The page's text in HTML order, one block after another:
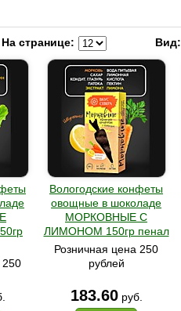
На странице: Вид:
250
Вологодские конфеты
овощные в шоколаде
МОРКОВНЫЕ С
ЛИМОНОМ 150гр пенал
Розничная цена 250
рублей
183.60 руб.